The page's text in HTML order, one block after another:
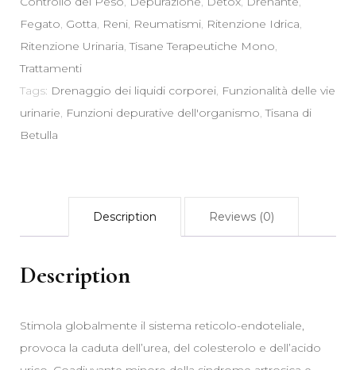
Corporei
Vie
Urinarie
Depurativo
Organismo
quantity
Fegato Gotta Reni Reumatismi Ritenzione Idrica
Ritenzione Urinaria ,Tisane Terapeutiche Mono
Trattamenti
Tags: Drenaggio dei liquidi corporei Funzionalità delle vie
urinarie Funzioni depurative dell'organismo ,Tisana di
Betulla
Description Reviews (0)
Description
Stimola globalmente il sistema reticolo-endoteliale,
provoca la caduta dell’urea, del colesterolo e dell’acido